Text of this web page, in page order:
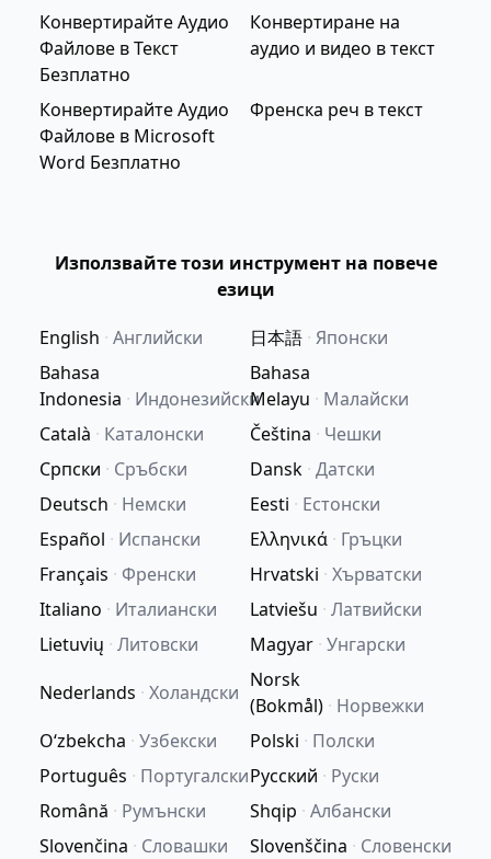
Конвертирайте Аудио
Файлове в Текст
Безплатно
Конвертиране на
аудио и видео в текст
Конвертирайте Аудио
Файлове в Microsoft
Word Безплатно
Френска реч в текст
Използвайте този инструмент на повече
езици
English · Английски 日本語 · Японски
Bahasa
Indonesia · Индонезийски
Bahasa
Melayu · Малайски
Català · Каталонски Čeština · Чешки
Српски · Сръбски Dansk · Датски
Deutsch · Немски Eesti · Естонски
Español · Испански Ελληνικά · Гръцки
Français · Френски Hrvatski · Хърватски
Italiano · Италиански Latviešu · Латвийски
Lietuvių · Литовски Magyar · Унгарски
Nederlands · Холандски
Norsk
(Bokmål) · Норвежки
Oʻzbekcha · Узбекски Polski · Полски
Português · ПортугалскиРусский · Руски
Română · Румънски Shqip · Албански
Slovenčina · Словашки Slovenščina · Словенски